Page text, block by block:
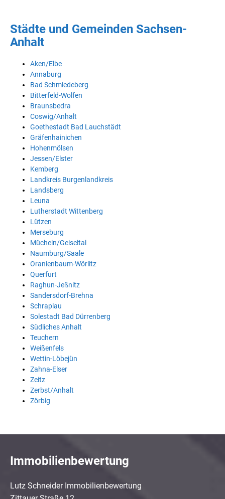
Städte und Gemeinden Sachsen-
Anhalt
Aken/Elbe
Annaburg
Bad Schmiedeberg
Bitterfeld-Wolfen
Braunsbedra
Coswig/Anhalt
Goethestadt Bad Lauchstädt
Gräfenhainichen
Hohenmölsen
Jessen/Elster
Kemberg
Landkreis Burgenlandkreis
Landsberg
Leuna
Lutherstadt Wittenberg
Lützen
Merseburg
Mücheln/Geiseltal
Naumburg/Saale
Oranienbaum-Wörlitz
Querfurt
Raghun-Jeßnitz
Sandersdorf-Brehna
Schraplau
Solestadt Bad Dürrenberg
Südliches Anhalt
Teuchern
Weißenfels
Wettin-Löbejün
Zahna-Elser
Zeitz
Zerbst/Anhalt
Zörbig
Immobilienbewertung
Lutz Schneider Immobilienbewertung